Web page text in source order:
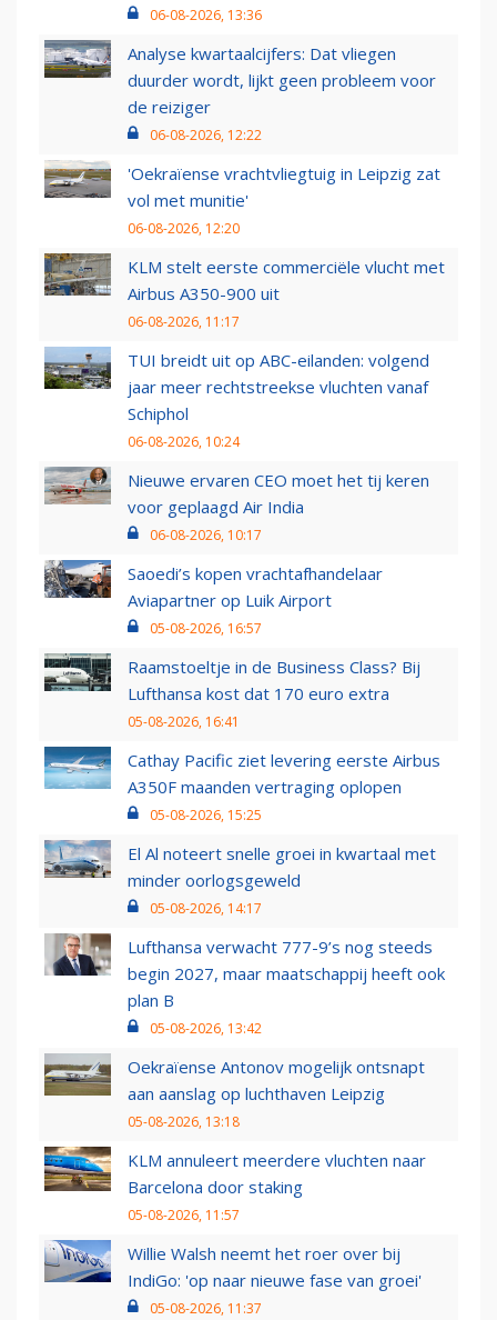
06-08-2026, 13:36
Analyse kwartaalcijfers: Dat vliegen
duurder wordt, lijkt geen probleem voor
de reiziger
06-08-2026, 12:22
'Oekraïense vrachtvliegtuig in Leipzig zat
vol met munitie'
06-08-2026, 12:20
KLM stelt eerste commerciële vlucht met
Airbus A350-900 uit
06-08-2026, 11:17
TUI breidt uit op ABC-eilanden: volgend
jaar meer rechtstreekse vluchten vanaf
Schiphol
06-08-2026, 10:24
Nieuwe ervaren CEO moet het tij keren
voor geplaagd Air India
06-08-2026, 10:17
Saoedi’s kopen vrachtafhandelaar
Aviapartner op Luik Airport
05-08-2026, 16:57
Raamstoeltje in de Business Class? Bij
Lufthansa kost dat 170 euro extra
05-08-2026, 16:41
Cathay Pacific ziet levering eerste Airbus
A350F maanden vertraging oplopen
05-08-2026, 15:25
El Al noteert snelle groei in kwartaal met
minder oorlogsgeweld
05-08-2026, 14:17
Lufthansa verwacht 777-9’s nog steeds
begin 2027, maar maatschappij heeft ook
plan B
05-08-2026, 13:42
Oekraïense Antonov mogelijk ontsnapt
aan aanslag op luchthaven Leipzig
05-08-2026, 13:18
KLM annuleert meerdere vluchten naar
Barcelona door staking
05-08-2026, 11:57
Willie Walsh neemt het roer over bij
IndiGo: 'op naar nieuwe fase van groei'
05-08-2026, 11:37